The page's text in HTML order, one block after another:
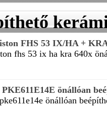
FHS 53 IX/HA +
fhs 53 ix ha kra 640x
PKE611E14E önállóan
önállóan